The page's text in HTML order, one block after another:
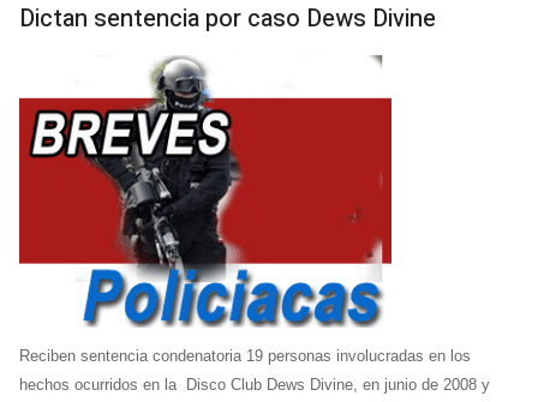
Dictan sentencia por caso Dews Divine
Reciben sentencia condenatoria 19 personas involucradas en los
hechos ocurridos en la Disco Club Dews Divine, en junio de 2008 y